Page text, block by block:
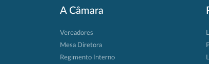
A Câmara
Vereadores
Mesa Diretora
Regimento Interno